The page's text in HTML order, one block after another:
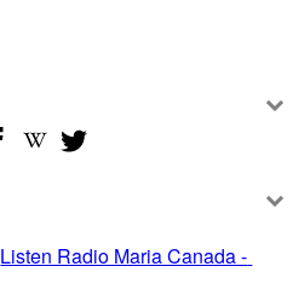
Listen Radio Maria Canada -